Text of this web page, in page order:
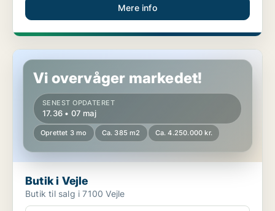
Mere info
Butik i Vejle
Vi overvåger markedet!
SENEST OPDATERET
17.36 • 07 maj
Oprettet 3 mo Ca. 385 m2 Ca. 4.250.000 kr.
Butik i Vejle
Butik til salg i 7100 Vejle